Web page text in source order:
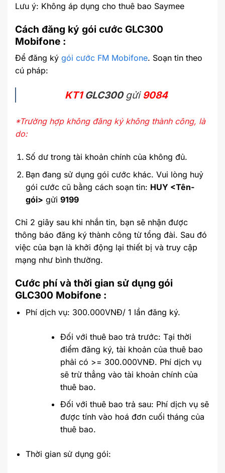
Lưu ý: Không áp dụng cho thuê bao Saymee
Cách đăng ký gói cước GLC300
Mobifone :
Để đăng ký gói cước FM Mobifone. Soạn tin theo
cú pháp:
KT1GLC300 gửi 9084
*Trường hợp không đăng ký không thành công, là
do:
Số dư trong tài khoản chính của không đủ.
Bạn đang sử dụng gói cước khác. Vui lòng huỷ
gói cước cũ bằng cách soạn tin: HUY <Tên-
gói> gửi 9199
Chỉ 2 giây sau khi nhắn tin, bạn sẽ nhận được
thông báo đăng ký thành công từ tổng đài. Sau đó
việc của bạn là khởi động lại thiết bị và truy cập
mạng như bình thường.
Cước phí và thời gian sử dụng gói
GLC300 Mobifone :
Phí dịch vụ: 300.000VNĐ/ 1 lần đăng ký.
Đối với thuê bao trả trước: Tại thời
điểm đăng ký, tài khoản của thuê bao
phải có >= 300.000VNĐ. Phí dịch vụ
sẽ trừ thẳng vào tài khoản chính của
thuê bao.
Đối với thuê bao trả sau: Phí dịch vụ sẽ
được tính vào hoá đơn cuối tháng của
thuê bao.
Thời gian sử dụng gói: